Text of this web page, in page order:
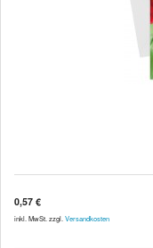
0,57 €
inkl. MwSt. zzgl. Versandkosten